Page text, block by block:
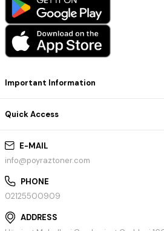
E-MAIL
info@poyraztoner.com
PHONE
02125500909
ADDRESS
Important Information
Quick Access